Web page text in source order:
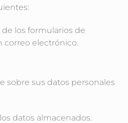
de los formularios de
correo electrónico.
sobre sus datos personales
datos almacenados.